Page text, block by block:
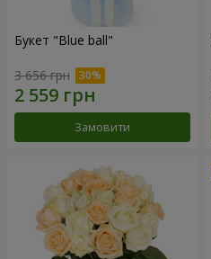
Букет "Blue ball"
3 656 грн
Замовити